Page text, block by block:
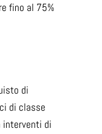
fino al 75%
di
di classe
interventi di